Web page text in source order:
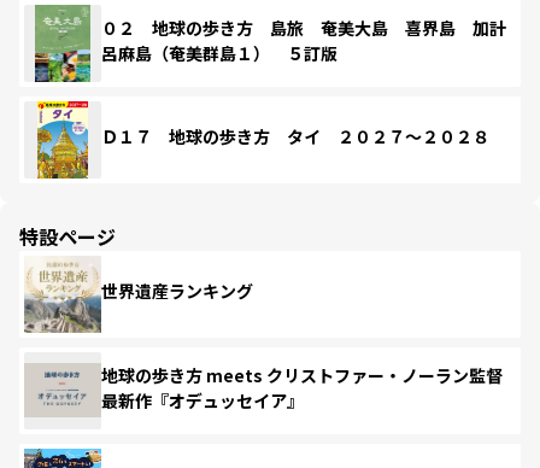
０２ 地球の歩き方 島旅 奄美大島 喜界島 加計
呂麻島（奄美群島１） ５訂版
Ｄ１７ 地球の歩き方 タイ ２０２７～２０２８
特設ページ
世界遺産ランキング
地球の歩き方 meets クリストファー・ノーラン監督
最新作『オデュッセイア』